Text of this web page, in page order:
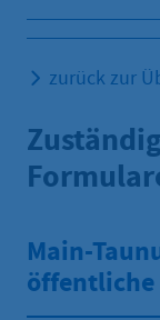
zurück zur
Main-
öffentliche